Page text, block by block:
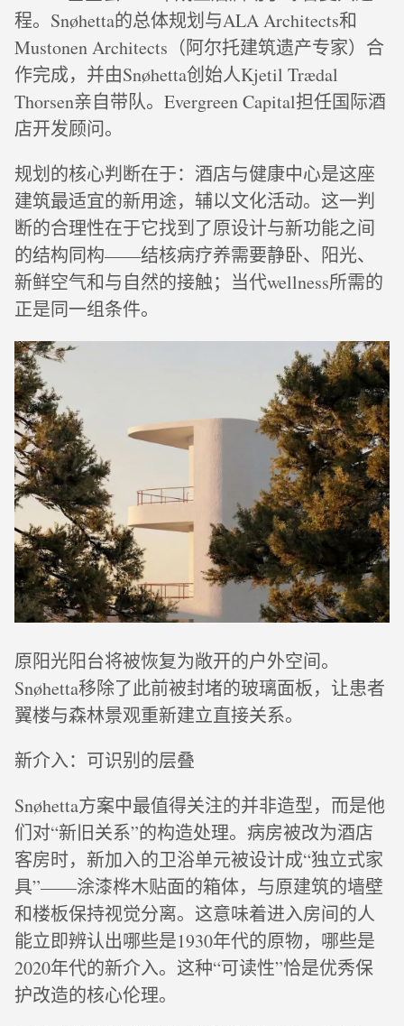
程。Snøhetta的总体规划与ALA Architects和
Mustonen Architects（阿尔托建筑遗产专家）合
作完成，并由Snøhetta创始人Kjetil Trædal
Thorsen亲自带队。Evergreen Capital担任国际酒
店开发顾问。
规划的核心判断在于：酒店与健康中心是这座
建筑最适宜的新用途，辅以文化活动。这一判
断的合理性在于它找到了原设计与新功能之间
的结构同构——结核病疗养需要静卧、阳光、
新鲜空气和与自然的接触；当代wellness所需的
正是同一组条件。
原阳光阳台将被恢复为敞开的户外空间。
Snøhetta移除了此前被封堵的玻璃面板，让患者
翼楼与森林景观重新建立直接关系。
新介入：可识别的层叠
Snøhetta方案中最值得关注的并非造型，而是他
们对“新旧关系”的构造处理。病房被改为酒店
客房时，新加入的卫浴单元被设计成“独立式家
具”——涂漆桦木贴面的箱体，与原建筑的墙壁
和楼板保持视觉分离。这意味着进入房间的人
能立即辨认出哪些是1930年代的原物，哪些是
2020年代的新介入。这种“可读性”恰是优秀保
护改造的核心伦理。